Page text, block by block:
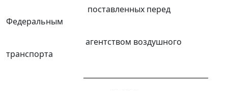
поставленных перед
Федеральным
агентством воздушного
транспорта